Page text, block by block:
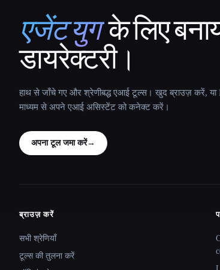
That AI Collection
एजेंट युग के लिए
डायरेक्टरी।
हाथ से जाँचे गए और श्रेणीबद्ध एआई टूल्स। खुद ब्राउज़ करें, या
माध्यम से अपने एआई असिस्टेंट को कनेक्ट करें।
अपना टूल जमा करें→
Site navigation
ब्राउज़ करें
सभी श्रेणियाँ
टूल्स की तुलना करें